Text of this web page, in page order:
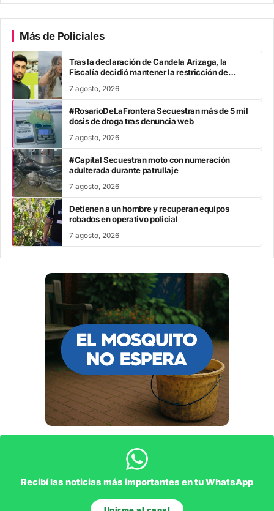
Más de Policiales
Tras la declaración de Candela Arizaga, la
Fiscalía decidió mantener la restricción de
7 agosto, 2026
#RosarioDeLaFrontera Secuestran más de 5 mil
dosis de droga tras denuncia web
7 agosto, 2026
#Capital Secuestran moto con numeración
adulterada durante patrullaje
7 agosto, 2026
Detienen a un hombre y recuperan equipos
robados en operativo policial
7 agosto, 2026
Recibí las noticias más importantes en tu WhatsApp